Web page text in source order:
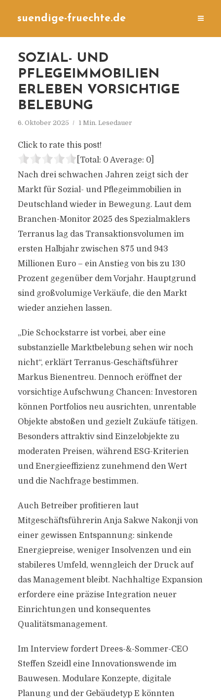
suendige-fruechte.de
SOZIAL- UND
PFLEGEIMMOBILIEN
ERLEBEN VORSICHTIGE
BELEBUNG
6. Oktober 2025 1 Min. Lesedauer
Click to rate this post!
[Total: 0 Average: 0]
Nach drei schwachen Jahren zeigt sich der
Markt für Sozial- und Pflegeimmobilien in
Deutschland wieder in Bewegung. Laut dem
Branchen-Monitor 2025 des Spezialmaklers
Terranus lag das Transaktionsvolumen im
ersten Halbjahr zwischen 875 und 943
Millionen Euro – ein Anstieg von bis zu 130
Prozent gegenüber dem Vorjahr. Hauptgrund
sind großvolumige Verkäufe, die den Markt
wieder anziehen lassen.
„Die Schockstarre ist vorbei, aber eine
substanzielle Marktbelebung sehen wir noch
nicht“, erklärt Terranus-Geschäftsführer
Markus Bienentreu. Dennoch eröffnet der
vorsichtige Aufschwung Chancen: Investoren
können Portfolios neu ausrichten, unrentable
Objekte abstoßen und gezielt Zukäufe tätigen.
Besonders attraktiv sind Einzelobjekte zu
moderaten Preisen, während ESG-Kriterien
und Energieeffizienz zunehmend den Wert
und die Nachfrage bestimmen.
Auch Betreiber profitieren laut
Mitgeschäftsführerin Anja Sakwe Nakonji von
einer gewissen Entspannung: sinkende
Energiepreise, weniger Insolvenzen und ein
stabileres Umfeld, wenngleich der Druck auf
das Management bleibt. Nachhaltige Expansion
erfordere eine präzise Integration neuer
Einrichtungen und konsequentes
Qualitätsmanagement.
Im Interview fordert Drees-&-Sommer-CEO
Steffen Szeidl eine Innovationswende im
Bauwesen. Modulare Konzepte, digitale
Planung und der Gebäudetyp E könnten